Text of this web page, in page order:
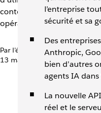
contexte de travail de votre
opérations.
Par l’équipe Slack
13 mars 2026
l’entreprise
sécurité et sa
Des
Anthropic,
bien d’autres
agents IA
La nouvelle
réel et le